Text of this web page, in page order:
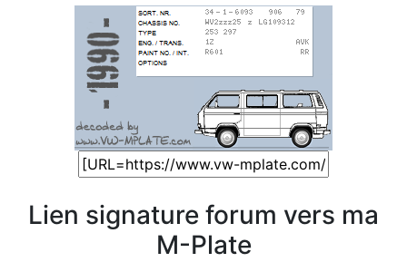
Lien signature forum vers ma
M-Plate